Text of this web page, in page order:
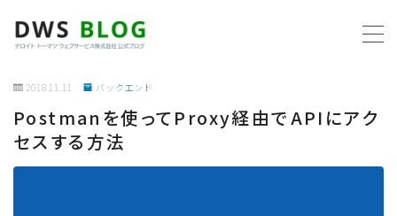
ホーム
AWS
2018.11.11 バックエンド
Postmanを使ってProxy経由でAPIにアク
セスする方法